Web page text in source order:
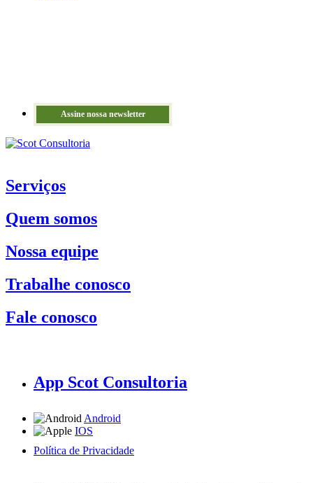
Assine nossa newsletter
Serviços
Quem somos
Nossa equipe
Trabalhe conosco
Fale conosco
App Scot Consultoria
Android
IOS
Política de Privacidade